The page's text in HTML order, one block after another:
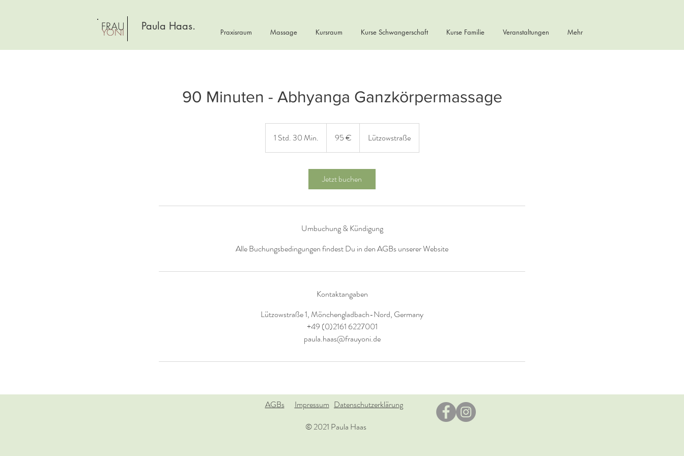
Paula Haas. Praxisraum Massage Kursraum Kurse Schwangerschaft Kurse Familie Veranstaltungen Mehr
90 Minuten - Abhyanga Ganzkörpermassage
1 Std. 30 Min.
S
3
.
95 € Lützowstraße
Jetzt buchen
Umbuchung & Kündigung
Alle Buchungsbedingungen findest Du in den AGBs unserer Website
Kontaktangaben
Lützowstraße 1, Mönchengladbach-Nord, Germany
+49 (0)2161 6227001
paula.haas@frauyoni.de
Impressum Datenschutzerklärung
© 2021 Paula Haas
AGBs